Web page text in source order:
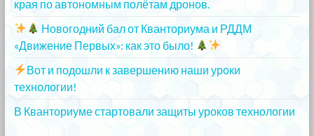
края по автономным полётам дронов.
Новогодний бал от Кванториума и РДДМ
«Движение Первых»: как это было!
Вот и подошли к завершению наши уроки
технологии!
В Кванториуме стартовали защиты уроков технологии